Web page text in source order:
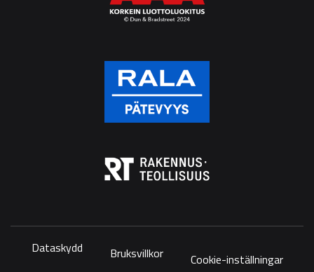
Dataskydd Bruksvillkor Cookie-inställningar